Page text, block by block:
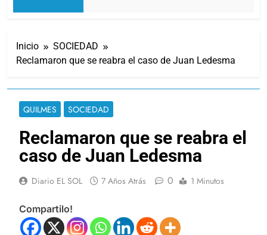
Inicio
SOCIEDAD
Reclamaron que se reabra el caso de Juan Ledesma
QUILMES SOCIEDAD
Reclamaron que se reabra el
caso de Juan Ledesma
Diario EL SOL 7 Años Atrás 0 1 Minutos
Compartilo!